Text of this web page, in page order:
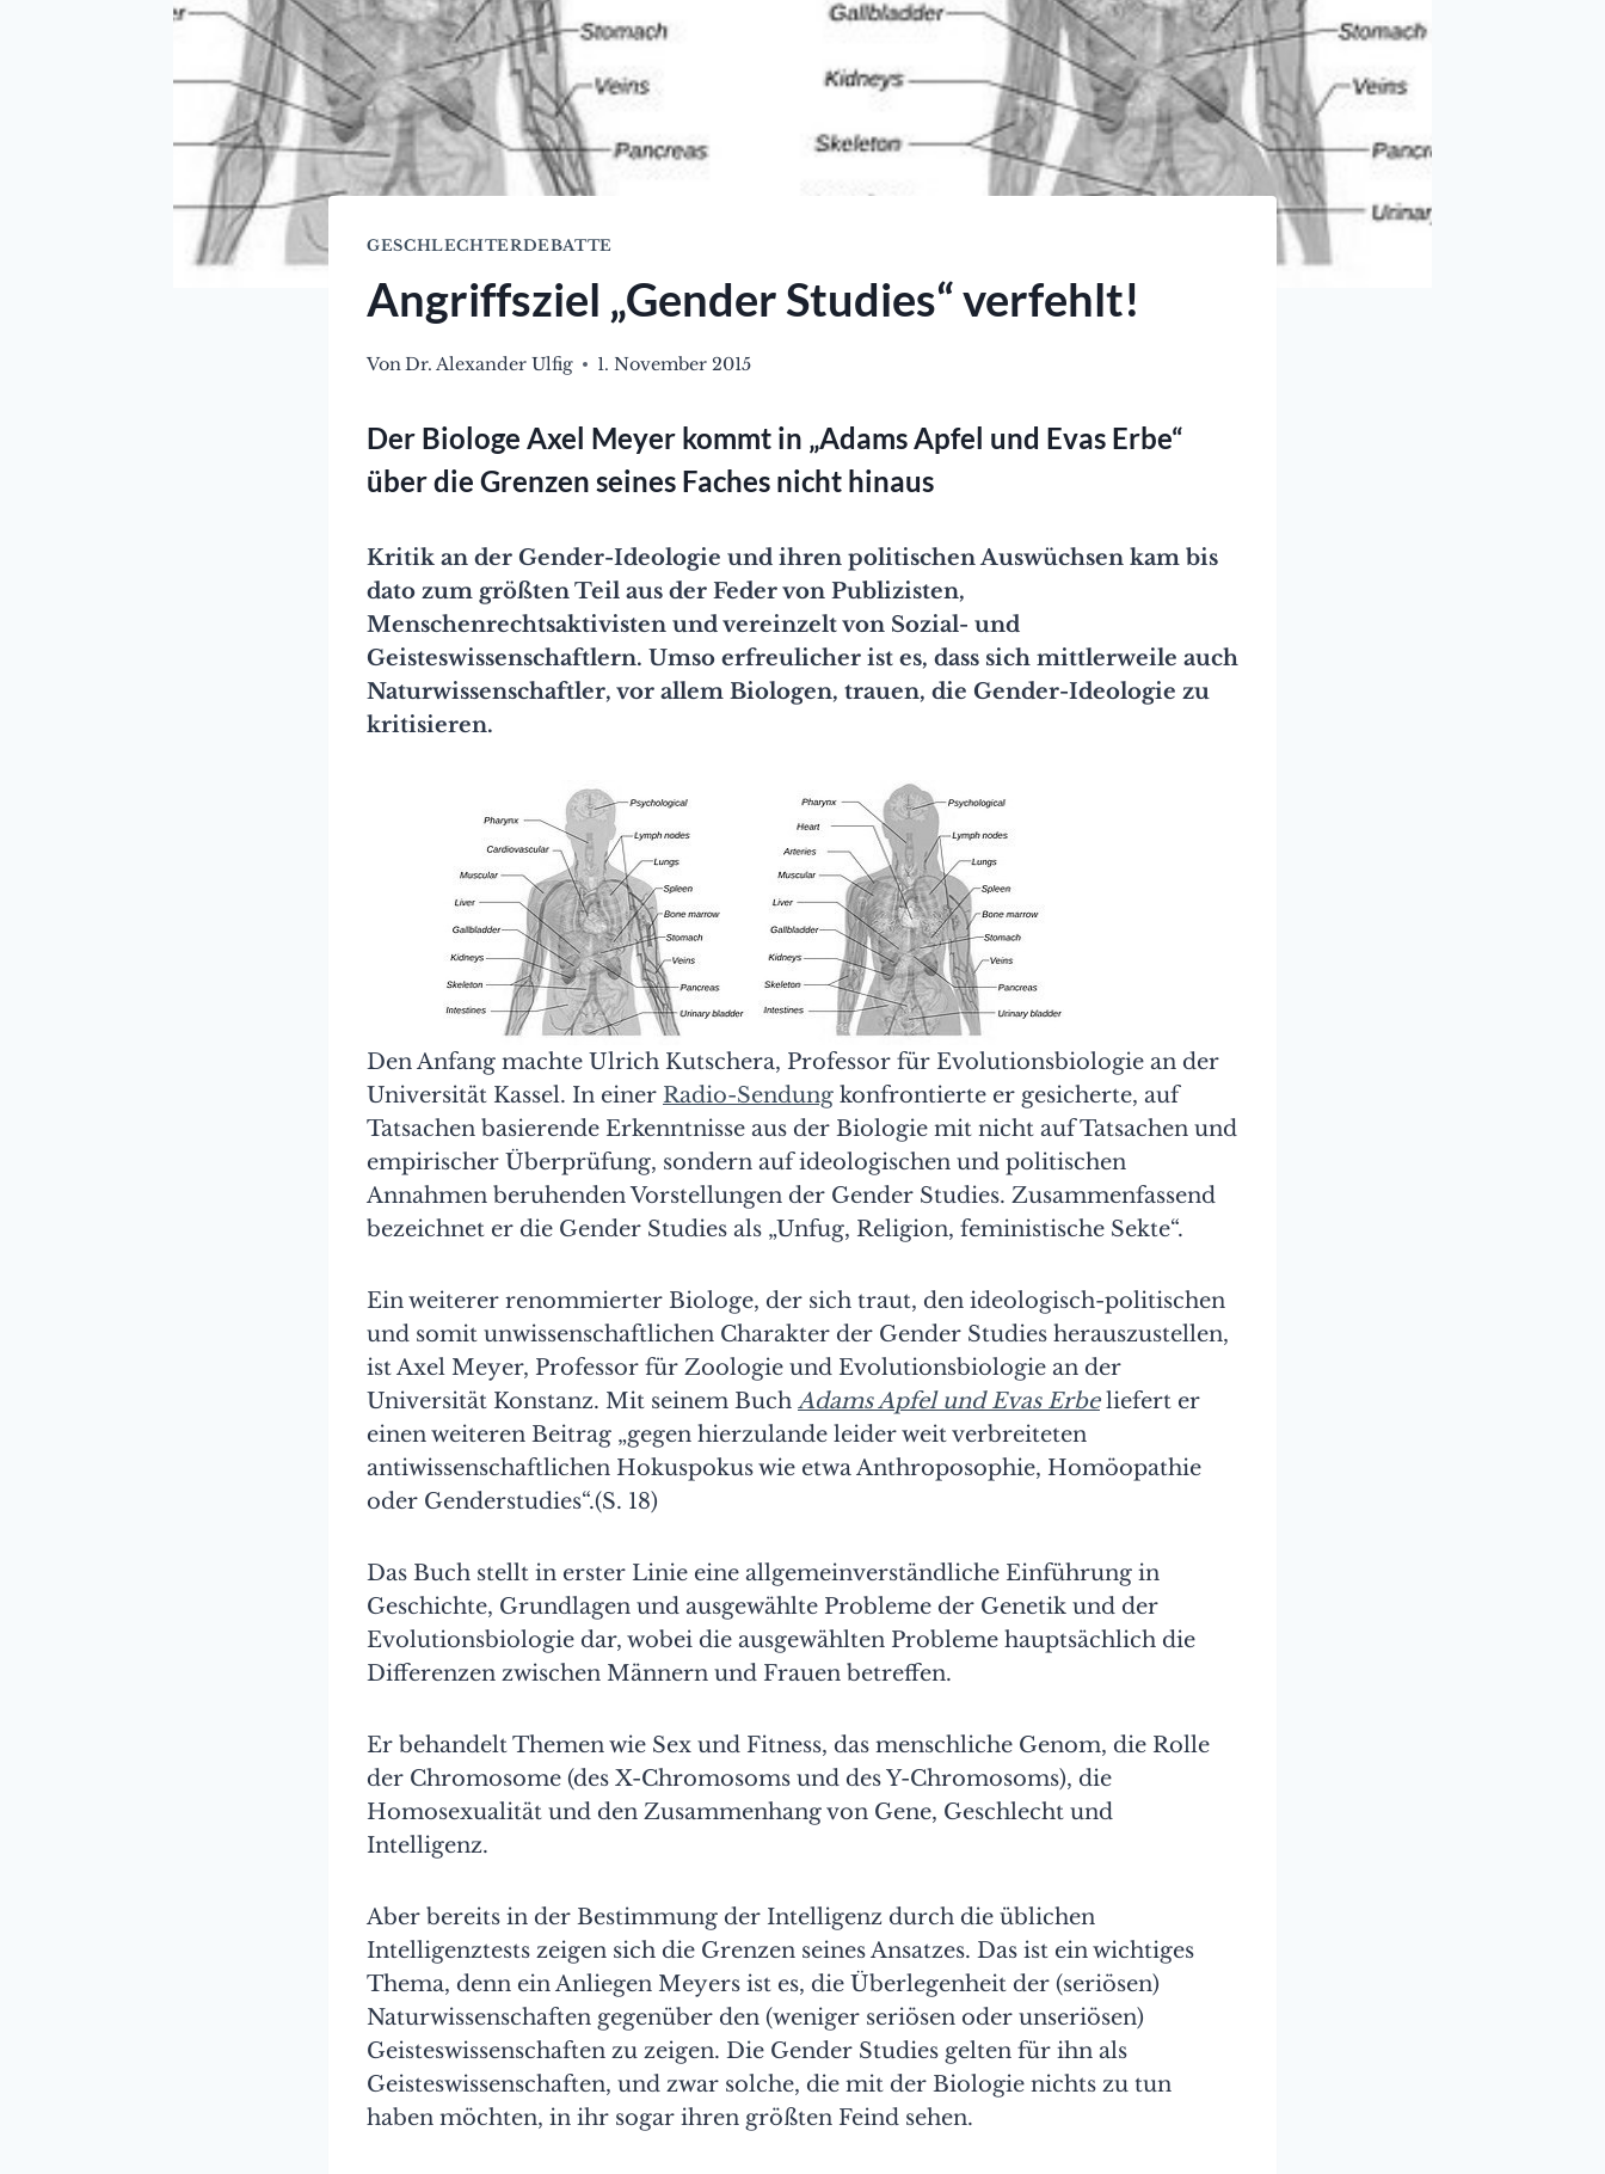
GESCHLECHTERDEBATTE
Angriffsziel „Gender Studies“ verfehlt!
VonDr. Alexander Ulfig 1. November 2015
Der Biologe Axel Meyer kommt in „Adams Apfel und Evas Erbe“
über die Grenzen seines Faches nicht hinaus
Kritik an der Gender-Ideologie und ihren politischen Auswüchsen kam bis
dato zum größten Teil aus der Feder von Publizisten,
Menschenrechtsaktivisten und vereinzelt von Sozial- und
Geisteswissenschaftlern. Umso erfreulicher ist es, dass sich mittlerweile auch
Naturwissenschaftler, vor allem Biologen, trauen, die Gender-Ideologie zu
kritisieren.
Den Anfang machte Ulrich Kutschera, Professor für Evolutionsbiologie an der
Universität Kassel. In einer Radio-Sendung konfrontierte er gesicherte, auf
Tatsachen basierende Erkenntnisse aus der Biologie mit nicht auf Tatsachen und
empirischer Überprüfung, sondern auf ideologischen und politischen
Annahmen beruhenden Vorstellungen der Gender Studies. Zusammenfassend
bezeichnet er die Gender Studies als „Unfug, Religion, feministische Sekte“.
Ein weiterer renommierter Biologe, der sich traut, den ideologisch-politischen
und somit unwissenschaftlichen Charakter der Gender Studies herauszustellen,
ist Axel Meyer, Professor für Zoologie und Evolutionsbiologie an der
Universität Konstanz. Mit seinem Buch Adams Apfel und Evas Erbeliefert er
einen weiteren Beitrag „gegen hierzulande leider weit verbreiteten
antiwissenschaftlichen Hokuspokus wie etwa Anthroposophie, Homöopathie
oder Genderstudies“.(S. 18)
Das Buch stellt in erster Linie eine allgemeinverständliche Einführung in
Geschichte, Grundlagen und ausgewählte Probleme der Genetik und der
Evolutionsbiologie dar, wobei die ausgewählten Probleme hauptsächlich die
Differenzen zwischen Männern und Frauen betreffen.
Er behandelt Themen wie Sex und Fitness, das menschliche Genom, die Rolle
der Chromosome (des X-Chromosoms und des Y-Chromosoms), die
Homosexualität und den Zusammenhang von Gene, Geschlecht und
Intelligenz.
Aber bereits in der Bestimmung der Intelligenz durch die üblichen
Intelligenztests zeigen sich die Grenzen seines Ansatzes. Das ist ein wichtiges
Thema, denn ein Anliegen Meyers ist es, die Überlegenheit der (seriösen)
Naturwissenschaften gegenüber den (weniger seriösen oder unseriösen)
Geisteswissenschaften zu zeigen. Die Gender Studies gelten für ihn als
Geisteswissenschaften, und zwar solche, die mit der Biologie nichts zu tun
haben möchten, in ihr sogar ihren größten Feind sehen.